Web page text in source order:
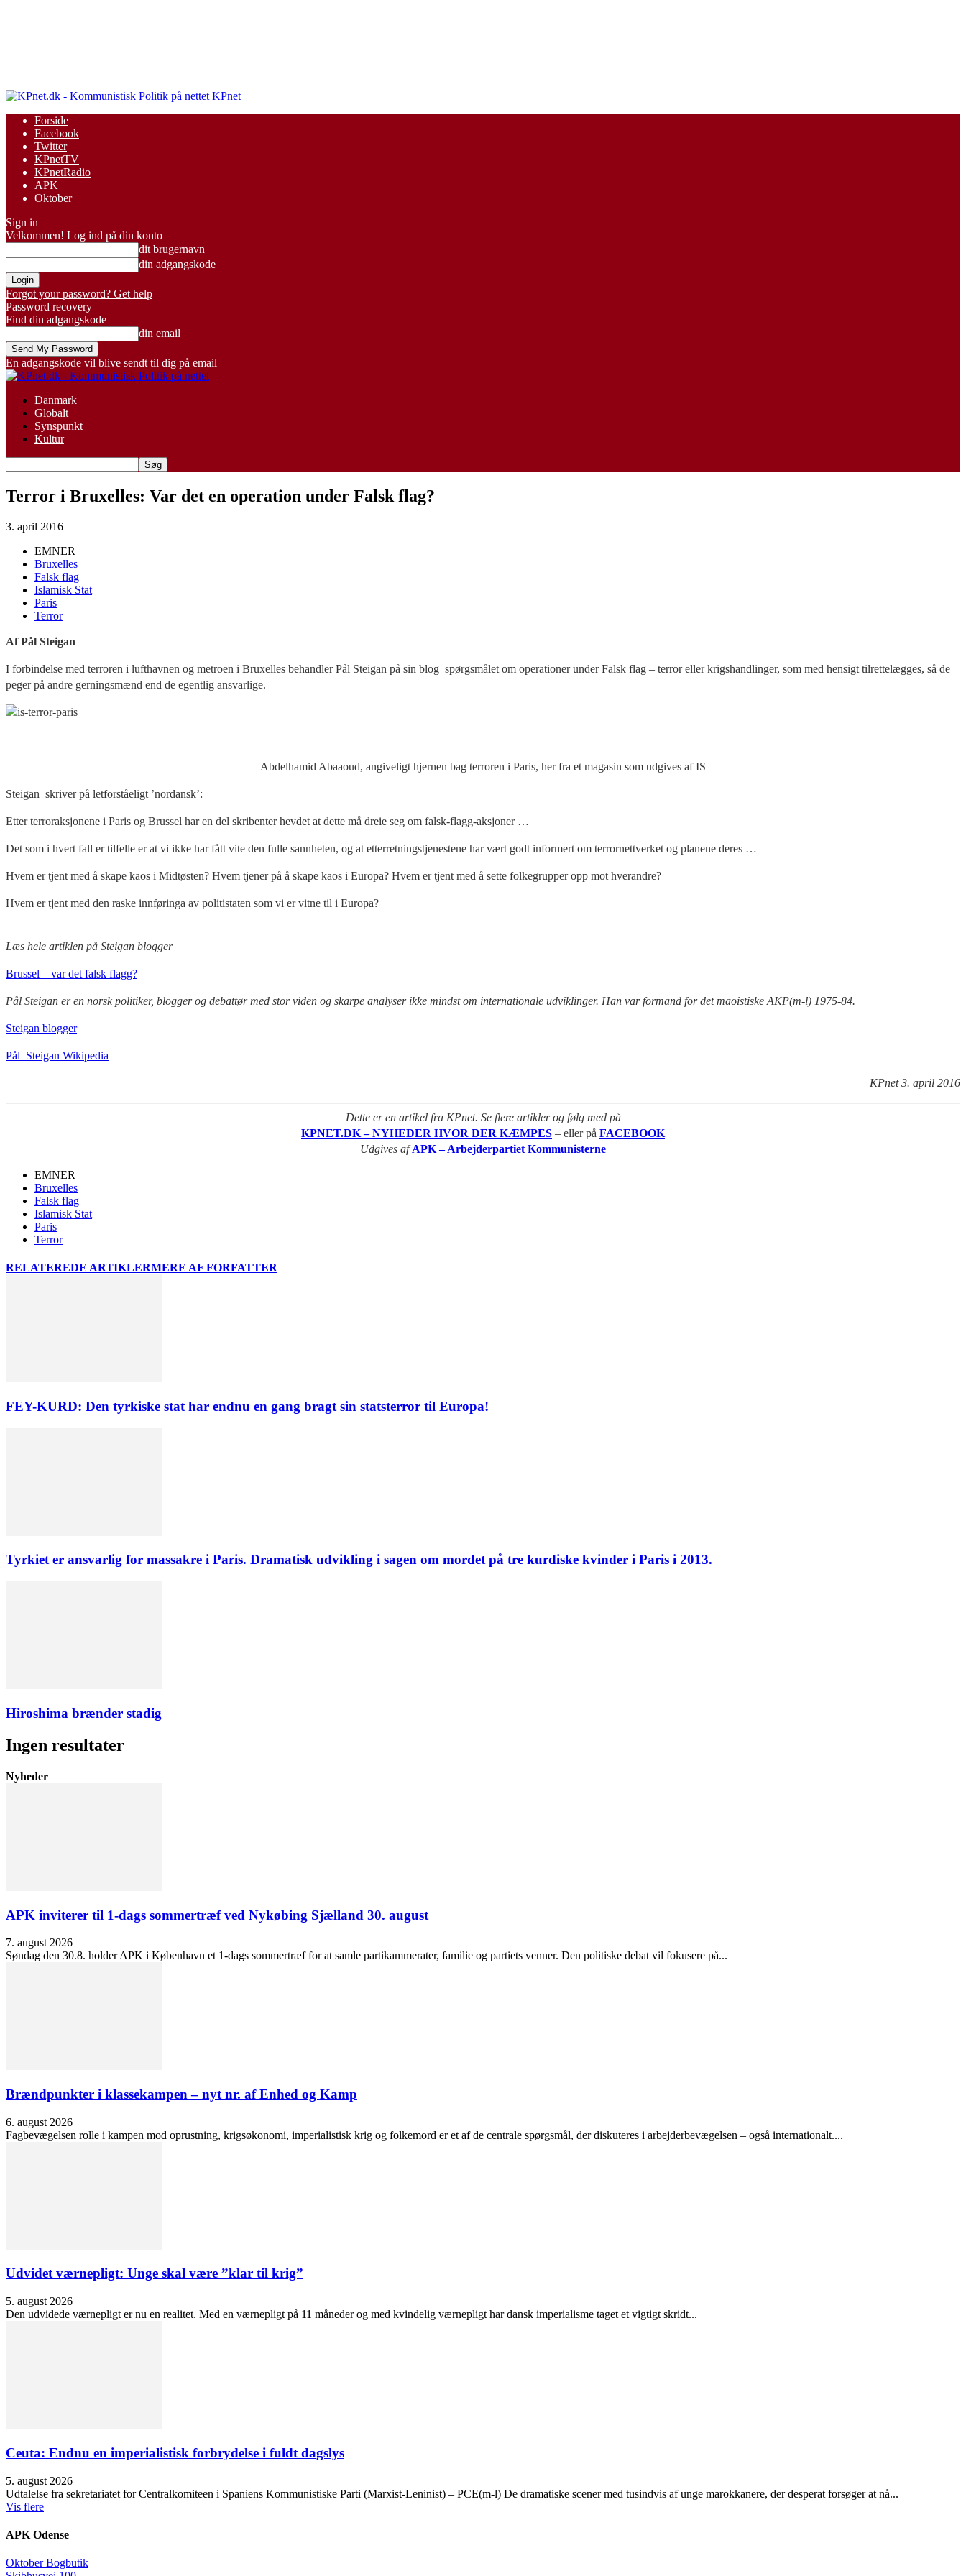
KPnet
Forside
Facebook
Twitter
KPnetTV
KPnetRadio
APK
Oktober
Sign in
Velkommen! Log ind på din konto
dit brugernavn
din adgangskode
Forgot your password? Get help
Password recovery
Find din adgangskode
din email
En adgangskode vil blive sendt til dig på email
Danmark
Globalt
Synspunkt
Kultur
Terror i Bruxelles: Var det en operation under Falsk flag?
3. april 2016
EMNER
Bruxelles
Falsk flag
Islamisk Stat
Paris
Terror
Af Pål Steigan
I forbindelse med terroren i lufthavnen og metroen i Bruxelles behandler Pål Steigan på sin blog spørgsmålet om operationer under Falsk flag – terror eller krigshandlinger, som med hensigt tilrettelægges, så de
peger på andre gerningsmænd end de egentlig ansvarlige.
Abdelhamid Abaaoud, angiveligt hjernen bag terroren i Paris, her fra et magasin som udgives af IS
Steigan skriver på letforståeligt ’nordansk’:
Etter terroraksjonene i Paris og Brussel har en del skribenter hevdet at dette må dreie seg om falsk-flagg-aksjoner …
Det som i hvert fall er tilfelle er at vi ikke har fått vite den fulle sannheten, og at etterretningstjenestene har vært godt informert om terrornettverket og planene deres …
Hvem er tjent med å skape kaos i Midtøsten? Hvem tjener på å skape kaos i Europa? Hvem er tjent med å sette folkegrupper opp mot hverandre?
Hvem er tjent med den raske innføringa av politistaten som vi er vitne til i Europa?
Læs hele artiklen på Steigan blogger
Brussel – var det falsk flagg?
Pål Steigan er en norsk politiker, blogger og debattør med stor viden og skarpe analyser ikke mindst om internationale udviklinger. Han var formand for det maoistiske AKP(m-l) 1975-84.
Steigan blogger
Pål Steigan Wikipedia
KPnet 3. april 2016
Dette er en artikel fra KPnet. Se flere artikler og følg med på
KPNET.DK – NYHEDER HVOR DER KÆMPES – eller på FACEBOOK
Udgives afAPK – Arbejderpartiet Kommunisterne
EMNER
Bruxelles
Falsk flag
Islamisk Stat
Paris
Terror
RELATEREDE ARTIKLERMERE AF FORFATTER
FEY-KURD: Den tyrkiske stat har endnu en gang bragt sin statsterror til Europa!
Tyrkiet er ansvarlig for massakre i Paris. Dramatisk udvikling i sagen om mordet på tre kurdiske kvinder i Paris i 2013.
Hiroshima brænder stadig
Ingen resultater
Nyheder
APK inviterer til 1-dags sommertræf ved Nykøbing Sjælland 30. august
7. august 2026
Søndag den 30.8. holder APK i København et 1-dags sommertræf for at samle partikammerater, familie og partiets venner. Den politiske debat vil fokusere på...
Brændpunkter i klassekampen – nyt nr. af Enhed og Kamp
6. august 2026
Fagbevægelsen rolle i kampen mod oprustning, krigsøkonomi, imperialistisk krig og folkemord er et af de centrale spørgsmål, der diskuteres i arbejderbevægelsen – også internationalt....
Udvidet værnepligt: Unge skal være ”klar til krig”
5. august 2026
Den udvidede værnepligt er nu en realitet. Med en værnepligt på 11 måneder og med kvindelig værnepligt har dansk imperialisme taget et vigtigt skridt...
Ceuta: Endnu en imperialistisk forbrydelse i fuldt dagslys
5. august 2026
Udtalelse fra sekretariatet for Centralkomiteen i Spaniens Kommunistiske Parti (Marxist-Leninist) – PCE(m-l) De dramatiske scener med tusindvis af unge marokkanere, der desperat forsøger at nå...
Vis flere
APK Odense
Oktober Bogbutik